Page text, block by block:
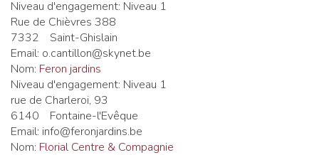
Niveau d'engagement: Niveau 1
Rue de Chièvres 388
7332
Saint-Ghislain
Email: o.cantillon@skynet.be
Nom: Feron jardins
Niveau d'engagement: Niveau 1
rue de Charleroi, 93
6140
Fontaine-l'Evêque
Email: info@feronjardins.be
Nom: Florial Centre & Compagnie